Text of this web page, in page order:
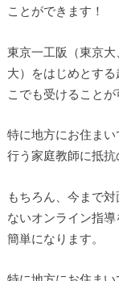
ことができます！
東京一工阪（東京
大）をはじめとす
こでも受けることが
特に地方にお住ま
行う家庭教師に抵抗
もちろん、今まで
ないオンライン指
簡単になります。